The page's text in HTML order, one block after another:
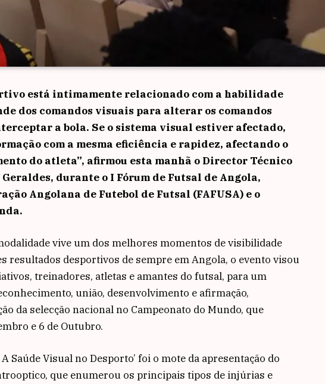
está intimamente relacionado com a habilidade
dos comandos visuais para alterar os comandos
a bola. Se o sistema visual estiver afectado,
com a mesma eficiência e rapidez, afectando o
do atleta”, afirmou esta manhã o Director Técnico
durante o I Fórum de Futsal de Angola,
Angolana de Futebol de Futsal (FAFUSA) e o
vive um dos melhores momentos de visibilidade
resultados desportivos de sempre em Angola, o evento visou
treinadores, atletas e amantes do futsal, para um
união, desenvolvimento e afirmação,
da selecção nacional no Campeonato do Mundo, que
e 6 de Outubro.
Saúde Visual no Desporto’ foi o mote da apresentação do
que enumerou os principais tipos de injúrias e